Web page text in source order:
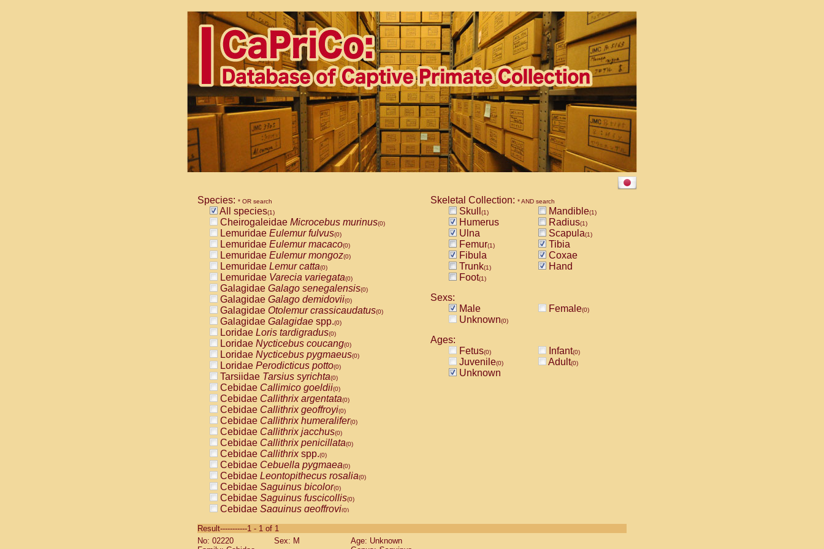
Species: * OR search
All species(1)
Cheirogaleidae Microcebus murinus(0)
Lemuridae Eulemur fulvus(0)
Lemuridae Eulemur macaco(0)
Lemuridae Eulemur mongoz(0)
Lemuridae Lemur catta(0)
Lemuridae Varecia variegata(0)
Galagidae Galago senegalensis(0)
Galagidae Galago demidovii(0)
Galagidae Otolemur crassicaudatus(0)
Galagidae Galagidae spp.(0)
Loridae Loris tardigradus(0)
Loridae Nycticebus coucang(0)
Loridae Nycticebus pygmaeus(0)
Loridae Perodicticus potto(0)
Tarsiidae Tarsius syrichta(0)
Cebidae Callimico goeldii(0)
Cebidae Callithrix argentata(0)
Cebidae Callithrix geoffroyi(0)
Cebidae Callithrix humeralifer(0)
Cebidae Callithrix jacchus(0)
Cebidae Callithrix penicillata(0)
Cebidae Callithrixspp.(0)
Cebidae Cebuella pygmaea(0)
Cebidae Leontopithecus rosalia(0)
Cebidae Saguinus bicolor(0)
Cebidae Saguinus fuscicollis(0)
Cebidae Saguinus geoffroyi(0)
CebidaeSaguinus labiatus(0)
Cebidae Saguinus leucopus (0)
Skeletal Collection: * AND search
Skull (1) Mandible(1)
Humerus Radius(1)
Ulna Scapula(1)
Femur(1)
Tibia
Fibula
Coxae
Trunk(1)
Hand
Foot(1)
Sexs:
Male
Female(0)
Unknown(0)
Ages:
Fetus(0) Infant(0)
Juvenile(0) Adult(0)
Unknown
Result-----------1 - 1 of 1
No: 02220
Sex: M
Age: Unknown